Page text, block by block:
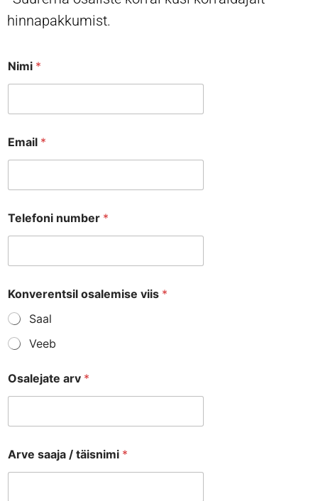
hinnapakkumist.
Nimi *
Email *
Telefoni number *
Konverentsil osalemise viis *
Saal
Veeb
Osalejate arv *
Arve saaja / täisnimi *